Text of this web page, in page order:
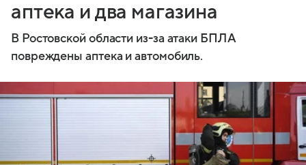
аптека и два магазина
В Ростовской области из-за атаки БПЛА
повреждены аптека и автомобиль.